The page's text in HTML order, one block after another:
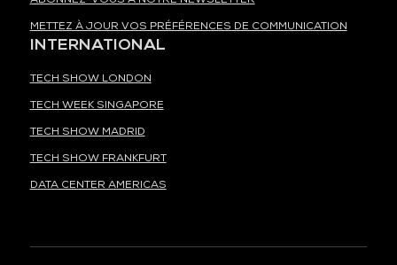
METTEZ À JOUR VOS PRÉFÉRENCES DE COMMUNICATION
INTERNATIONAL
TECH SHOW LONDON
TECH WEEK SINGAPORE
TECH SHOW MADRID
TECH SHOW FRANKFURT
DATA CENTER AMERICAS